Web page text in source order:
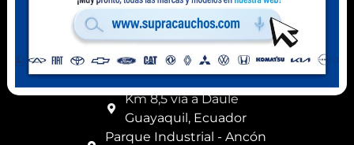
Celular Ecuador
(+593) 99 078 6063
Ubicación
Km 8,5 vía a Daule
Guayaquil, Ecuador
Parque Industrial - Ancón